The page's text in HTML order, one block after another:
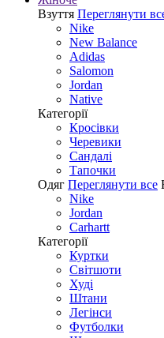
Взуття Переглянути
Nike
New Balance
Adidas
Salomon
Jordan
Native
Категорії
Кросівки
Черевики
Сандалі
Tапочки
Одяг Переглянути все
Nike
Jordan
Carhartt
Категорії
Куртки
Світшоти
Худі
Штани
Легінси
Футболки